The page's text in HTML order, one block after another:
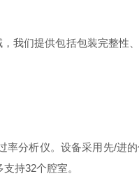
我们提供包括包装完整
分析仪。设备采用先/进
持32个腔室。